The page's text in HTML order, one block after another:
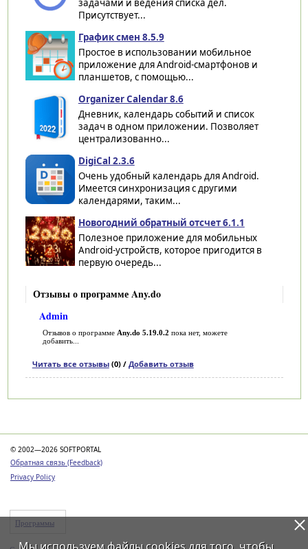
задачами и ведения списка дел.
Присутствует...
График смен 8.5.9
Простое в использовании мобильное
приложение для Android-смартфонов и
планшетов, с помощью...
Organizer Calendar 8.6
Дневник, календарь событий и список
задач в одном приложении. Позволяет
централизованно...
DigiCal 2.3.6
Очень удобный календарь для Android.
Имеется синхронизация с другими
календарями, таким...
Новогодний обратный отсчет 6.1.1
Полезное приложение для мобильных
Android-устройств, которое пригодится в
первую очередь...
Отзывы о программе Any.do
Admin
Отзывов о программе Any.do 5.19.0.2 пока нет, можете
добавить...
Читать все отзывы(0) / Добавить отзыв
© 2002—2026 SOFTPORTAL
Обратная связь (Feedback)
Privacy Policy
Программы